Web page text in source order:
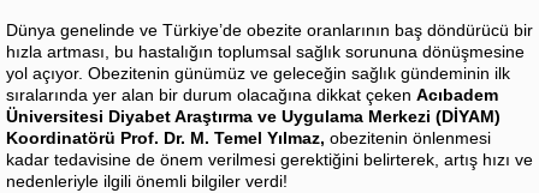
Dünya genelinde ve Türkiye’de obezite oranlarının baş döndürücü bir
hızla artması, bu hastalığın toplumsal sağlık sorununa dönüşmesine
yol açıyor. Obezitenin günümüz ve geleceğin sağlık gündeminin ilk
sıralarında yer alan bir durum olacağına dikkat çeken Acıbadem
Üniversitesi Diyabet Araştırma ve Uygulama Merkezi (DİYAM)
Koordinatörü Prof. Dr. M. Temel Yılmaz, obezitenin önlenmesi
kadar tedavisine de önem verilmesi gerektiğini belirterek, artış hızı ve
nedenleriyle ilgili önemli bilgiler verdi!